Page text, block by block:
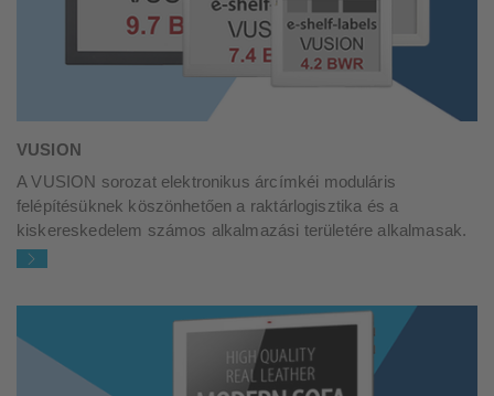
VUSION
A VUSION sorozat elektronikus árcímkéi moduláris
felépítésüknek köszönhetően a raktárlogisztika és a
kiskereskedelem számos alkalmazási területére alkalmasak.